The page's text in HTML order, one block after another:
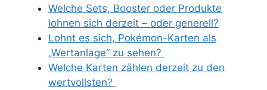
Welche Sets, Booster oder Produkte
lohnen sich derzeit – oder generell?
Lohnt es sich, Pokémon-Karten als
„Wertanlage“ zu sehen?
Welche Karten zählen derzeit zu den
wertvollsten?